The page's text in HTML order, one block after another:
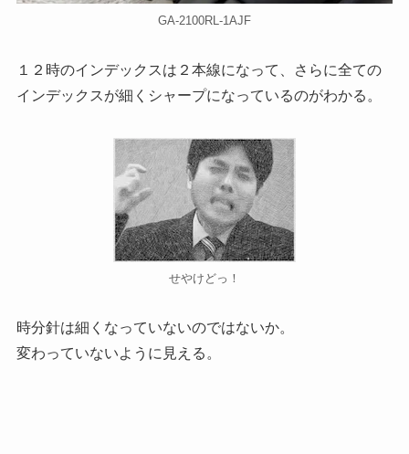
GA-2100RL-1AJF
１２時のインデックスは２本線になって、さらに全ての
インデックスが細くシャープになっているのがわかる。
せやけどっ！
時分針は細くなっていないのではないか。
変わっていないように見える。